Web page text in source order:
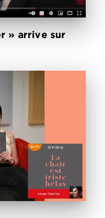
» arrive sur